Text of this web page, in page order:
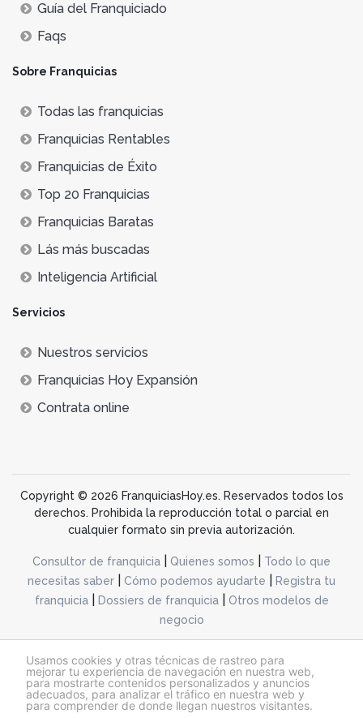
Usamos cookies y otras técnicas de rastreo para
mejorar tu experiencia de navegación en nuestra web,
para mostrarte contenidos personalizados y anuncios
adecuados, para analizar el tráfico en nuestra web y
para comprender de donde llegan nuestros visitantes.
Guía del Franquiciado
Faqs
Sobre Franquicias
Todas las franquicias
Franquicias Rentables
Franquicias de Éxito
Top 20 Franquicias
Franquicias Baratas
Lás más buscadas
Inteligencia Artificial
Servicios
Nuestros servicios
Franquicias Hoy Expansión
Contrata online
Copyright © 2026 FranquiciasHoy.es. Reservados todos los
derechos. Prohibida la reproducción total o parcial en
cualquier formato sin previa autorización.
Consultor de franquicia Quienes somos
Todo lo que
necesitas saber
Cómo podemos ayudarte
Registra tu
franquicia| Dossiers de franquicia|
Otros modelos de
negocio
@franquiciashoy.es |Aviso legal| Política de cookies|Política de privacidad